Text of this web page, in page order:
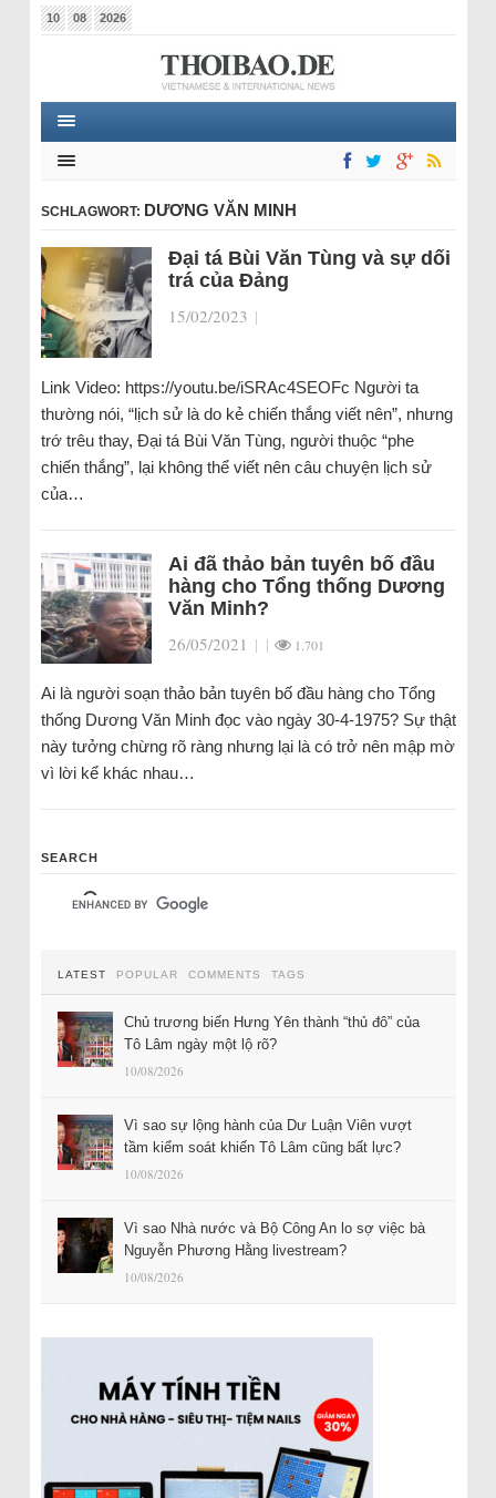
10 08 2026
SCHLAGWORT: DƯƠNG VĂN MINH
Đại tá Bùi Văn Tùng và sự dối
trá của Đảng
15/02/2023 |
Link Video: https://youtu.be/iSRAc4SEOFc Người ta
thường nói, “lịch sử là do kẻ chiến thắng viết nên”, nhưng
trớ trêu thay, Đại tá Bùi Văn Tùng, người thuộc “phe
chiến thắng”, lại không thể viết nên câu chuyện lịch sử
của…
Ai đã thảo bản tuyên bố đầu
hàng cho Tổng thống Dương
Văn Minh?
26/05/2021 | | 1.701
Ai là người soạn thảo bản tuyên bố đầu hàng cho Tổng
thống Dương Văn Minh đọc vào ngày 30-4-1975? Sự thật
này tưởng chừng rõ ràng nhưng lại là có trở nên mập mờ
vì lời kể khác nhau…
SEARCH
LATEST POPULAR COMMENTS TAGS
Chủ trương biến Hưng Yên thành “thủ đô” của
Tô Lâm ngày một lộ rõ?
10/08/2026
Vì sao sự lộng hành của Dư Luận Viên vượt
tầm kiểm soát khiến Tô Lâm cũng bất lực?
10/08/2026
Vì sao Nhà nước và Bộ Công An lo sợ việc bà
Nguyễn Phương Hằng livestream?
10/08/2026